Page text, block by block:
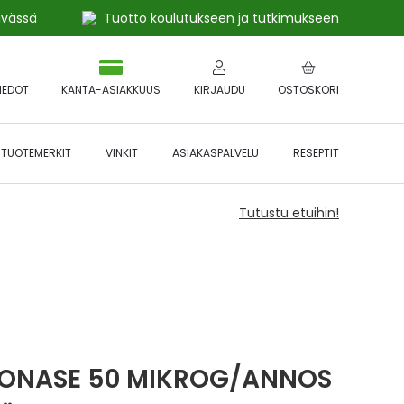
Tuotto koulutukseen ja tutkimukseen
OSTOSKORI
KANTA-ASIAKKUUS KIRJAUDU
TUOTEMERKIT VINKIT ASIAKASPALVELU RESEPTIT
Tutustu etuihin!
50 MIKROG/ANNOS